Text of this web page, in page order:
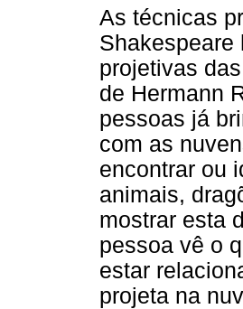
As técnicas
Shakespeare
projetivas
de Hermann
pessoas já
com as
encontrar ou
animais,
mostrar esta
pessoa vê o
estar
projeta na